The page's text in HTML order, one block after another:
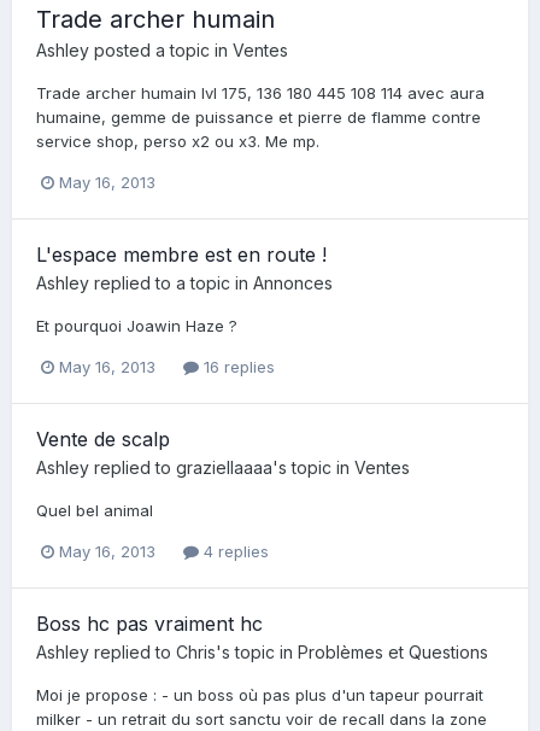
Trade archer humain
Ashley posted a topic in Ventes
Trade archer humain lvl 175, 136 180 445 108 114 avec aura
humaine, gemme de puissance et pierre de flamme contre
service shop, perso x2 ou x3. Me mp.
May 16, 2013
L'espace membre est en route !
Ashley replied to a topic in Annonces
Et pourquoi Joawin Haze ?
May 16, 2013 16 replies
Vente de scalp
Ashley replied to graziellaaaa's topic in Ventes
Quel bel animal
May 16, 2013 4 replies
Boss hc pas vraiment hc
Ashley replied to Chris's topic in Problèmes et Questions
Moi je propose : - un boss où pas plus d'un tapeur pourrait
milker - un retrait du sort sanctu voir de recall dans la zone